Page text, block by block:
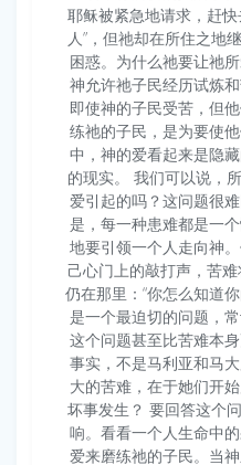
耶稣被紧急地请求，赶
人”，但祂却在所住之地
困惑。为什么祂要让祂
神允许祂子民经历试炼
即使神的子民受苦，但
练祂的子民，是为要使
中，神的爱看起来是隐
的现实。 我们可以说，
爱引起的吗？这问题很
是，每一种患难都是一
地要引领一个人走向神
己心门上的敲打声，苦
仍在那里：“你怎么知道
是一个最迫切的问题，
这个问题甚至比苦难本
事实，不是马利亚和马
大的苦难，在于她们开
坏事发生？ 要回答这个
响。看看一个人生命中
爱来磨练祂的子民。当